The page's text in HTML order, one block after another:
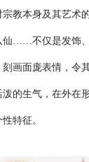
教本身及其艺术
仙……不仅是发饰
画面庞表情，令
的生气，在外在
特征。